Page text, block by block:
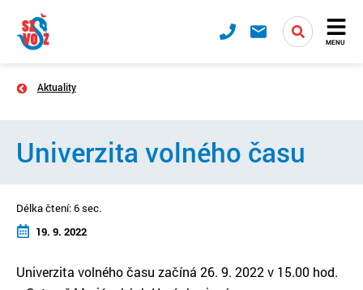
MENU
Aktuality
Univerzita volného času
Délka čtení: 6 sec.
19. 9. 2022
Univerzita volného času začíná 26. 9. 2022 v 15.00 hod.